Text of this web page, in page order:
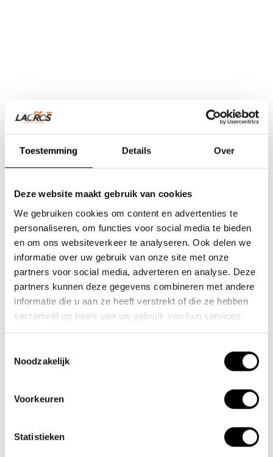
Toestemming Details Over
Deze website maakt gebruik van cookies
We gebruiken cookies om content en advertenties te
personaliseren, om functies voor social media te bieden
en om ons websiteverkeer te analyseren. Ook delen we
informatie over uw gebruik van onze site met onze
partners voor social media, adverteren en analyse. Deze
partners kunnen deze gegevens combineren met andere
informatie die u aan ze heeft verstrekt of die ze hebben
verzameld op basis van uw gebruik van hun services.
Noodzakelijk
Voorkeuren
Statistieken
Team Lacros
Nieuwe Eerdsebaan 16, 5482 VS Schijndel Nederland
KvK-nr: 62140957
Btw-nr: NL854680950B01
(+31) 73 203 2487
(+31) 73 203 2487